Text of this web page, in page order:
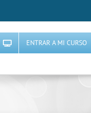
ENTRAR A MI CURSO